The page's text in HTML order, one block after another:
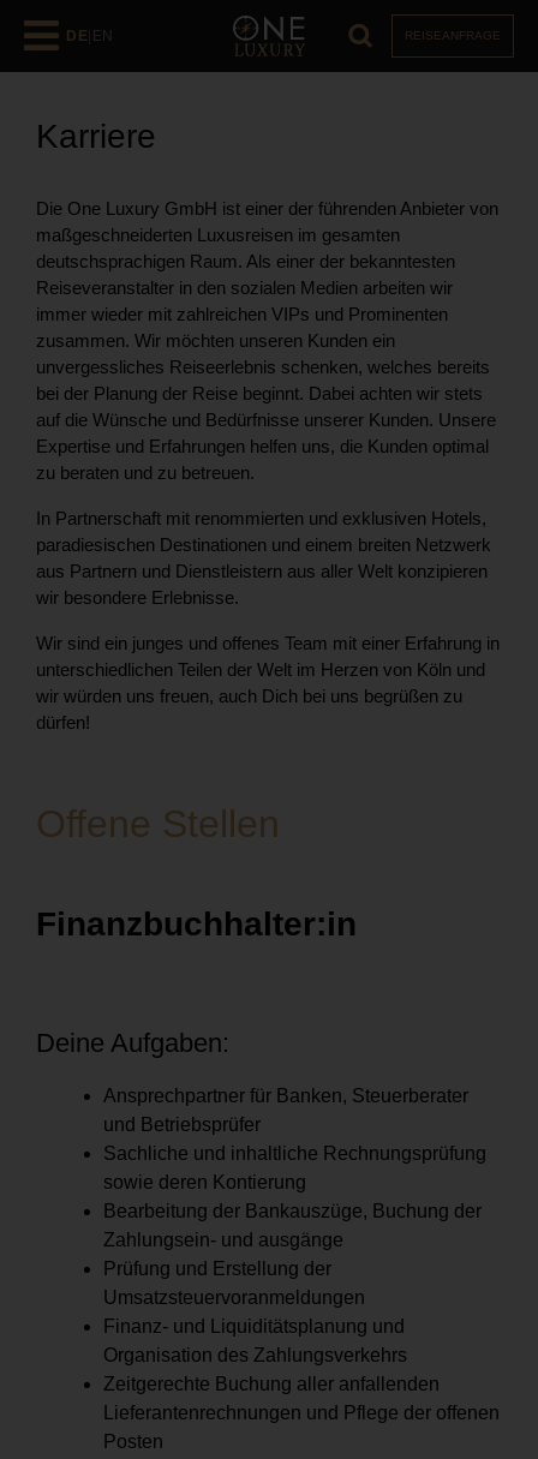
DE EN REISEANFRAGE
Karriere
Die One Luxury GmbH ist einer der führenden Anbieter von
maßgeschneiderten Luxusreisen im gesamten
deutschsprachigen Raum. Als einer der bekanntesten
Reiseveranstalter in den sozialen Medien arbeiten wir
immer wieder mit zahlreichen VIPs und Prominenten
zusammen. Wir möchten unseren Kunden ein
unvergessliches Reiseerlebnis schenken, welches bereits
bei der Planung der Reise beginnt. Dabei achten wir stets
auf die Wünsche und Bedürfnisse unserer Kunden. Unsere
Expertise und Erfahrungen helfen uns, die Kunden optimal
zu beraten und zu betreuen.
In Partnerschaft mit renommierten und exklusiven Hotels,
paradiesischen Destinationen und einem breiten Netzwerk
aus Partnern und Dienstleistern aus aller Welt konzipieren
wir besondere Erlebnisse.
Wir sind ein junges und offenes Team mit einer Erfahrung in
unterschiedlichen Teilen der Welt im Herzen von Köln und
wir würden uns freuen, auch Dich bei uns begrüßen zu
dürfen!
Offene Stellen
Finanzbuchhalter:in
Deine Aufgaben:
Ansprechpartner für Banken, Steuerberater
und Betriebsprüfer
Sachliche und inhaltliche Rechnungsprüfung
sowie deren Kontierung
Bearbeitung der Bankauszüge, Buchung der
Zahlungsein- und ausgänge
Prüfung und Erstellung der
Umsatzsteuervoranmeldungen
Finanz- und Liquiditätsplanung und
Organisation des Zahlungsverkehrs
Zeitgerechte Buchung aller anfallenden
Lieferantenrechnungen und Pflege der offenen
Posten